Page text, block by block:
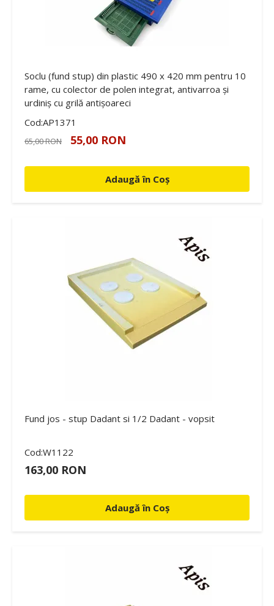
Soclu (fund stup) din plastic 490 x 420 mm pentru 10
rame, cu colector de polen integrat, antivarroa și
urdiniș cu grilă antișoareci
Cod:AP1371
65,00 RON 55,00 RON
Adaugă în Coș
Fund jos - stup Dadant si 1/2 Dadant - vopsit
Cod:W1122
163,00 RON
Adaugă în Coș